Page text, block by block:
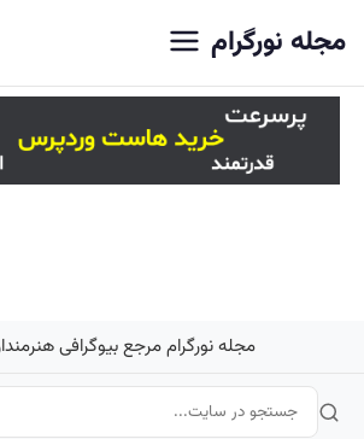
مجله نورگرام
مجله نورگرام مرجع بیوگرافی